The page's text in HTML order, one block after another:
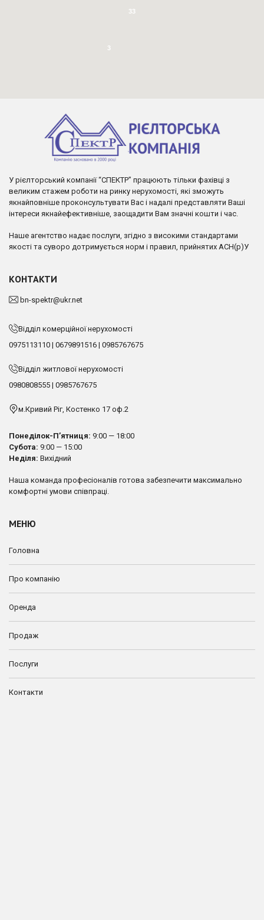
33
3
У рієлторський компанії “СПЕКТР” працюють тільки фахівці з
великим стажем роботи на ринку нерухомості, які зможуть
якнайповніше проконсультувати Вас і надалі представляти Ваші
інтереси якнайефективніше, заощадити Вам значні кошти і час.
Наше агентство надає послуги, згідно з високими стандартами
якості та суворо дотримується норм і правил, прийнятих АСН(р)У
КОНТАКТИ
bn-spektr@ukr.net
Відділ комерційної нерухомості
0975113110 | 0679891516 | 0985767675
Відділ житлової нерухомості
0980808555 | 0985767675
м.Кривий Ріг, Костенко 17 оф.2
Понеділок-П’ятниця: 9:00 — 18:00
Субота: 9:00 — 15:00
Неділя: Вихідний
Наша команда професіоналів готова забезпечити максимально
комфортні умови співпраці.
МЕНЮ
Головна
Про компанію
Оренда
Продаж
Послуги
Контакти